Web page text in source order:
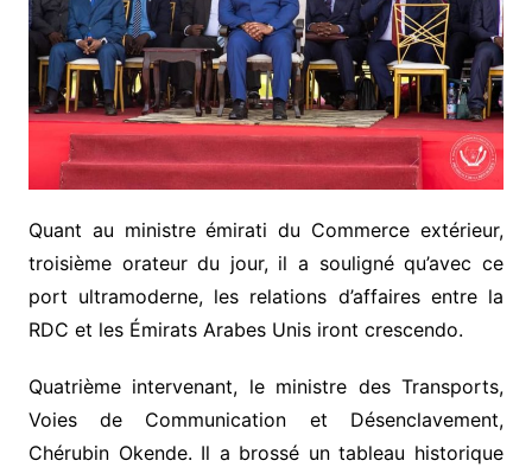
Quant au ministre émirati du Commerce extérieur,
troisième orateur du jour, il a souligné qu’avec ce
port ultramoderne, les relations d’affaires entre la
RDC et les Émirats Arabes Unis iront crescendo.
Quatrième intervenant, le ministre des Transports,
Voies de Communication et Désenclavement,
Chérubin Okende. Il a brossé un tableau historique